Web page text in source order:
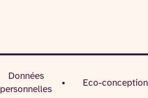
Données
personnelles
Eco-conception